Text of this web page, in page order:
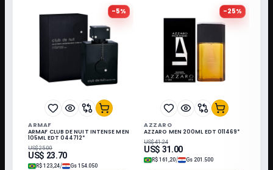
-5%
ARMAF
ARMAF CLUB DE NUIT INTENSE MEN
105ML EDT 044712*
US$25.00
US$ 23.70
R$ 123,24/ Gs 154.050
-25%
AZZARO
AZZARO MEN 200ML EDT 011469*
US$41.24
US$ 31.00
R$ 161,20/ Gs 201.500